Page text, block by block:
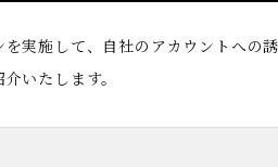
実施して、自社のアカウントへの
いたします。